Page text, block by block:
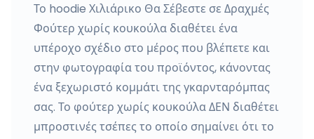
Το hoodie Χιλιάρικο Θα Σέβεστε σε Δραχμές
Φούτερ χωρίς κουκούλα διαθέτει ένα
υπέροχο σχέδιο στο μέρος που βλέπετε και
στην φωτογραφία του προϊόντος, κάνοντας
ένα ξεχωριστό κομμάτι της γκαρνταρόμπας
σας. Το φούτερ χωρίς κουκούλα ΔΕΝ διαθέτει
μπροστινές τσέπες το οποίο σημαίνει ότι το